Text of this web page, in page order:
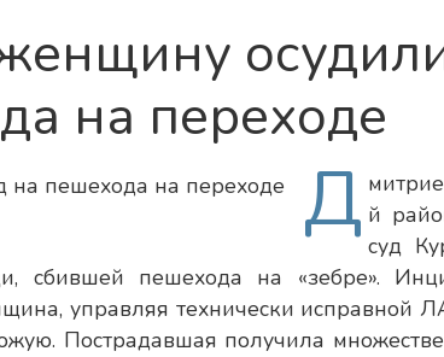
на переходе
Д й
суд
сбившей пешехода на «зебре».
управляя технически исправной
Пострадавшая получила